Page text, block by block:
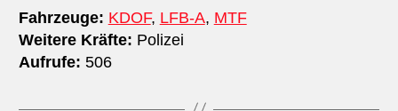
Fahrzeuge: KDOF, LFB-A, MTF
Weitere Kräfte: Polizei
Aufrufe: 506